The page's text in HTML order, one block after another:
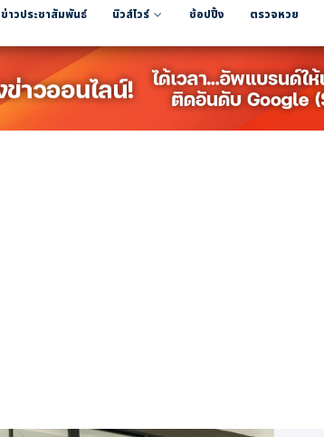
ข่าวประชาสัมพันธ์ นิวส์ไวร์ ช้อปปิ้ง ตรวจหวย